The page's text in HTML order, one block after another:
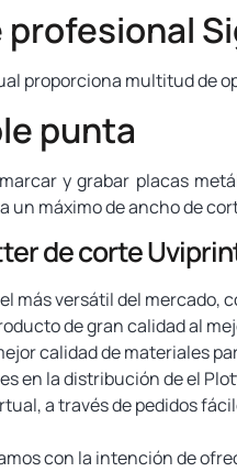
proporciona multitud de
punta
y grabar placas
un máximo de ancho de
de corte
más versátil del
de gran calidad al
calidad de materiales
en la distribución de el
a través de pedidos
con la intención de